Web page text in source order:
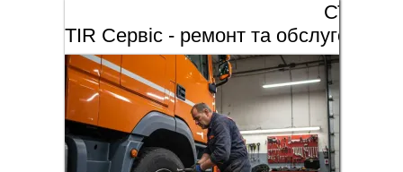
СТО
TIR Сервіс - ремонт та